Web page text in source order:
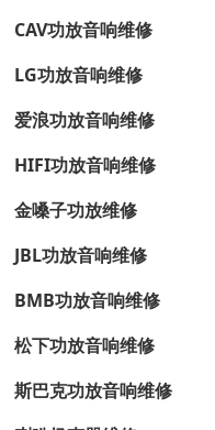
CAV功放音响维修
LG功放音响维修
爱浪功放音响维修
HIFI功放音响维修
金嗓子功放维修
JBL功放音响维修
BMB功放音响维修
松下功放音响维修
斯巴克功放音响维修